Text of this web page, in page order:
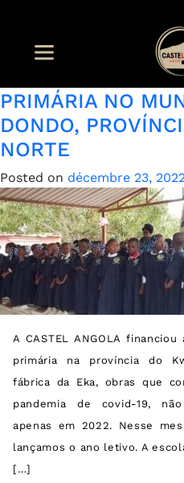
CONSTRUÇÃO DE
PRIMÁRIA NO
DONDO,
NORTE
Posted on décembre 23,
A CASTEL ANGOLA
primária na província do
fábrica da Eka, obras que
pandemia de covid-19,
apenas em 2022. Nesse
lançamos o ano letivo. A
[…]